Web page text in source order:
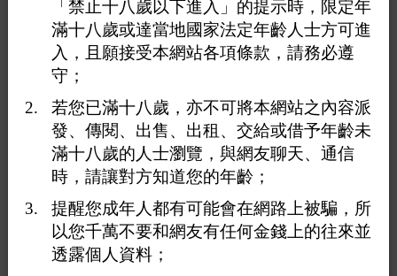
「禁止十八歲以下進入」的提示時，限定年
滿十八歲或達當地國家法定年齡人士方可進
入，且願接受本網站各項條款，請務必遵
守；
若您已滿十八歲，亦不可將本網站之內容派
發、傳閱、出售、出租、交給或借予年齡未
滿十八歲的人士瀏覽，與網友聊天、通信
時，請讓對方知道您的年齡；
提醒您成年人都有可能會在網路上被騙，所
以您千萬不要和網友有任何金錢上的往來並
透露個人資料；